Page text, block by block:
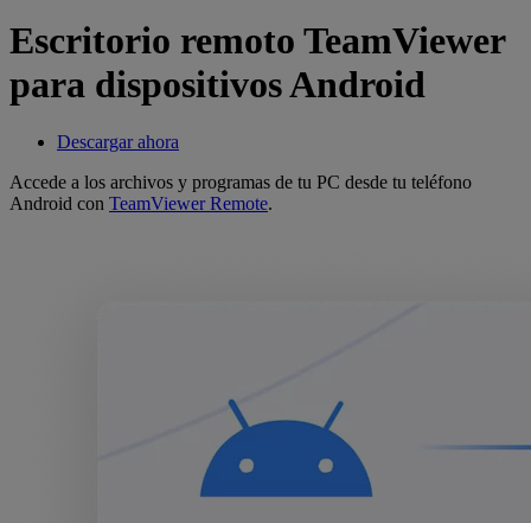
Escritorio remoto TeamViewer
para dispositivos Android
Descargar ahora
Accede a los archivos y programas de tu PC desde tu teléfono
Android con TeamViewer Remote.